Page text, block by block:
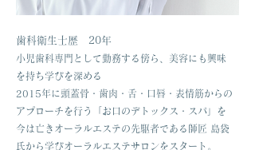
歯科衛生士歴 20年​
小児歯科専門として勤務する傍ら、美容にも興味
を持ち学びを深める
2015年に頭蓋骨・歯肉・舌・口唇・表情筋からの
アプローチを行う「お口のデトックス・スパ」を
今は亡きオーラルエステの先駆者である師匠 島袋
氏から学びオーラルエステサロンをスタート。